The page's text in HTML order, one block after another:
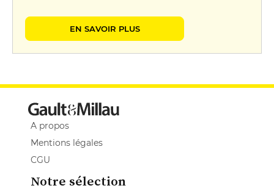
EN SAVOIR PLUS
A propos
Mentions légales
CGU
Notre sélection